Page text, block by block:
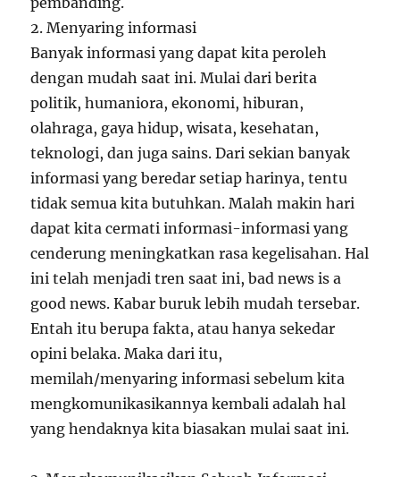
2. Menyaring informasi
Banyak informasi yang dapat kita peroleh
dengan mudah saat ini. Mulai dari berita
politik, humaniora, ekonomi, hiburan,
olahraga, gaya hidup, wisata, kesehatan,
teknologi, dan juga sains. Dari sekian banyak
informasi yang beredar setiap harinya, tentu
tidak semua kita butuhkan. Malah makin hari
dapat kita cermati informasi-informasi yang
cenderung meningkatkan rasa kegelisahan. Hal
ini telah menjadi tren saat ini, bad news is a
good news. Kabar buruk lebih mudah tersebar.
Entah itu berupa fakta, atau hanya sekedar
opini belaka. Maka dari itu,
memilah/menyaring informasi sebelum kita
mengkomunikasikannya kembali adalah hal
yang hendaknya kita biasakan mulai saat ini.